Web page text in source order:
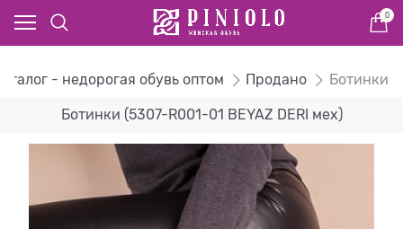
0
- недорогая обувь оптом Продано Ботинки
Ботинки (5307-R001-01 BEYAZ DERI мех)